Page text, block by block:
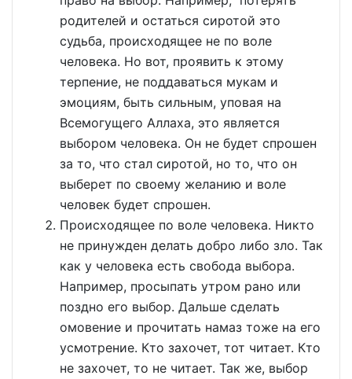
родителей и остаться сиротой это
судьба, происходящее не по воле
человека. Но вот, проявить к этому
терпение, не поддаваться мукам и
эмоциям, быть сильным, уповая на
Всемогущего Аллаха, это является
выбором человека. Он не будет спрошен
за то, что стал сиротой, но то, что он
выберет по своему желанию и воле
человек будет спрошен.
Происходящее по воле человека. Никто
не принужден делать добро либо зло. Так
как у человека есть свобода выбора.
Например, просыпать утром рано или
поздно его выбор. Дальше сделать
омовение и прочитать намаз тоже на его
усмотрение. Кто захочет, тот читает. Кто
не захочет, то не читает. Так же, выбор